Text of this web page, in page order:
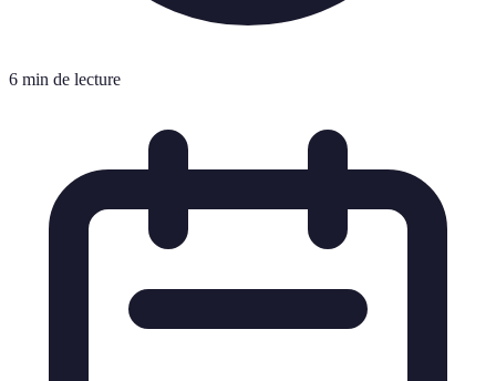
6 min de lecture